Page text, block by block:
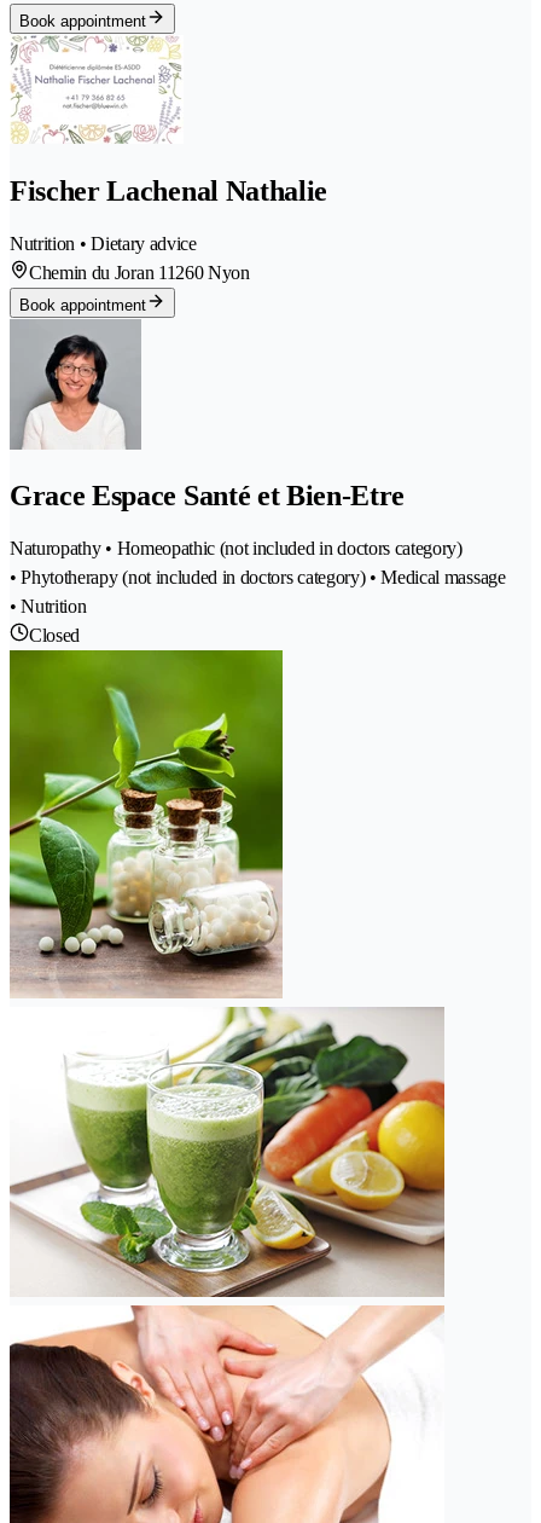
Book appointment
Fischer Lachenal Nathalie
Nutrition • Dietary advice
Chemin du Joran 11260 Nyon
Book appointment
Grace Espace Santé et Bien-Etre
Naturopathy • Homeopathic (not included in doctors category)
• Phytotherapy (not included in doctors category) • Medical massage
• Nutrition
Closed